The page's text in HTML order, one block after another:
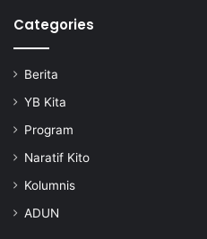
a
i
h
Categories
Berita
YB Kita
Program
Naratif Kito
Kolumnis
ADUN